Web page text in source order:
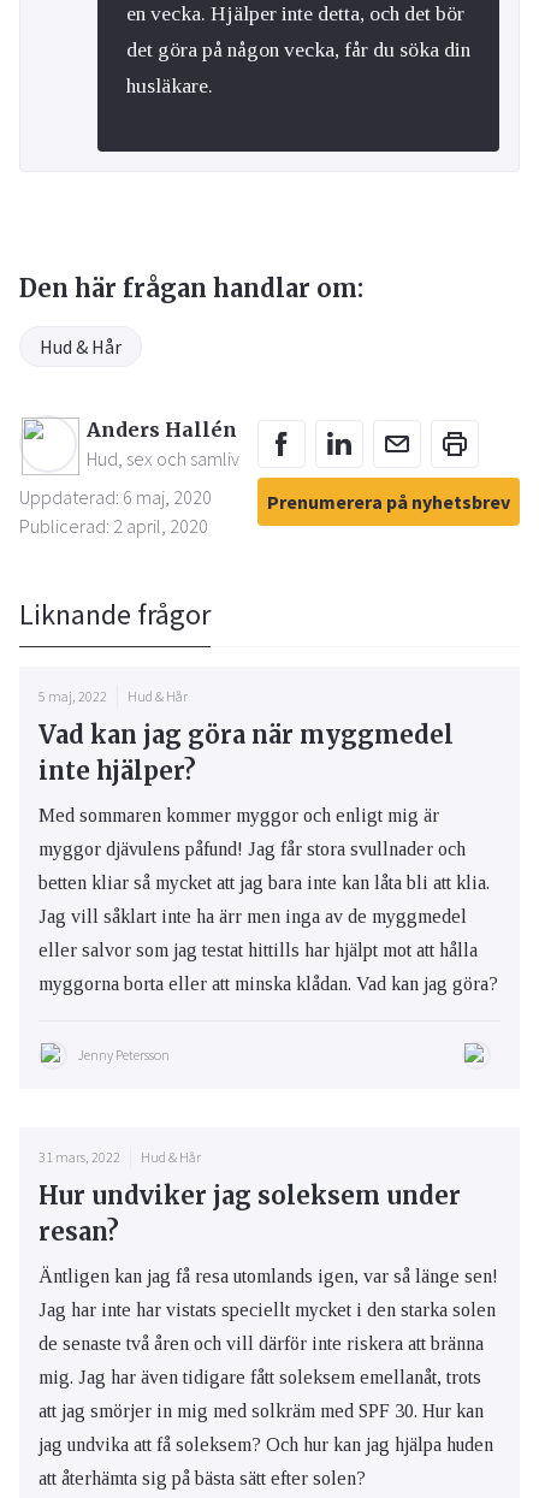
en vecka. Hjälper inte detta, och det bör
det göra på någon vecka, får du söka din
husläkare.
Den här frågan handlar om:
Hud & Hår
Anders Hallén
Hud, sex och samliv
Uppdaterad: 6 maj, 2020
Publicerad: 2 april, 2020
Prenumerera på nyhetsbrev
Liknande frågor
5 maj, 2022 Hud & Hår
Vad kan jag göra när myggmedel
inte hjälper?
Med sommaren kommer myggor och enligt mig är
myggor djävulens påfund! Jag får stora svullnader och
betten kliar så mycket att jag bara inte kan låta bli att klia.
Jag vill såklart inte ha ärr men inga av de myggmedel
eller salvor som jag testat hittills har hjälpt mot att hålla
myggorna borta eller att minska klådan. Vad kan jag göra?
Jenny Petersson
31 mars, 2022 Hud & Hår
Hur undviker jag soleksem under
resan?
Äntligen kan jag få resa utomlands igen, var så länge sen!
Jag har inte har vistats speciellt mycket i den starka solen
de senaste två åren och vill därför inte riskera att bränna
mig. Jag har även tidigare fått soleksem emellanåt, trots
att jag smörjer in mig med solkräm med SPF 30. Hur kan
jag undvika att få soleksem? Och hur kan jag hjälpa huden
att återhämta sig på bästa sätt efter solen?